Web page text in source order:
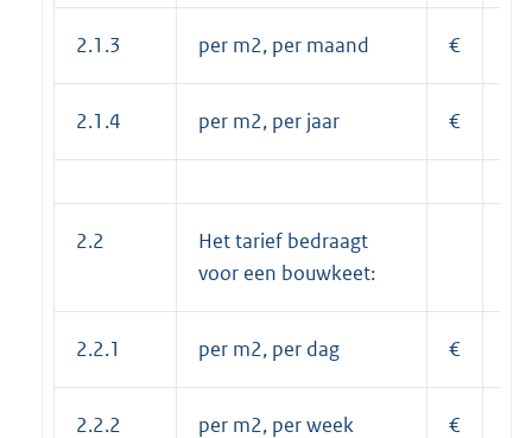
2.1.3 per m2, per maand €
2.1.4 per m2, per jaar €
2.2
Het tarief bedraagt
voor een bouwkeet:
2.2.1 per m2, per dag €
2.2.2 per m2, per week €